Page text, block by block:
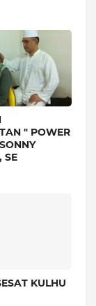
" POWER
SE
KULHU